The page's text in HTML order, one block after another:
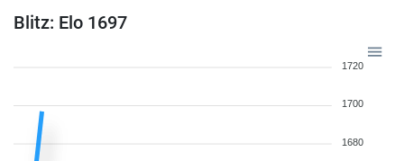
Blitz: Elo 1697
1720
1700
1680